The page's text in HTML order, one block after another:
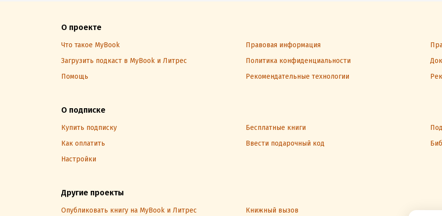
О проекте
Что такое MyBook Правовая информация
Загрузить подкаст в MyBook и Литрес
Политика конфиденциальности
Помощь
Рекомендательные технологии
О подписке
Купить подписку Бесплатные книги
Как оплатить
Ввести подарочный код
Настройки
Другие проекты
Опубликовать книгу на MyBook и Литрес Книжный вызов